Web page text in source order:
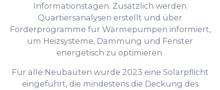
Informationstagen. Zusätzlich werden
Quartiersanalysen erstellt und über
Förderprogramme für Wärmepumpen informiert,
um Heizsysteme, Dämmung und Fenster
energetisch zu optimieren.
Für alle Neubauten wurde 2023 eine Solarpflicht
eingeführt, die mindestens die Deckung des